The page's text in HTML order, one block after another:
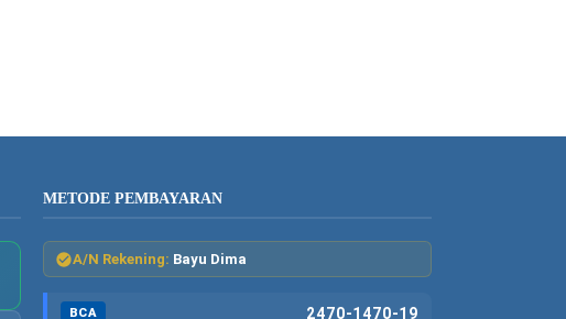
METODE PEMBAYARAN
A/N Rekening: Bayu Dima
BCA 2470-1470-19